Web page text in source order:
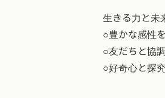
生きる力と未
○豊かな感性
○友だちと協
○好奇心と探